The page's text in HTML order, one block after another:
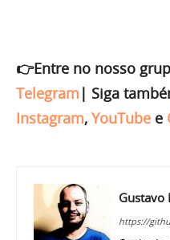
👉Entre no nosso
Telegram | Siga
Instagram, YouTube e
Gustavo
https://